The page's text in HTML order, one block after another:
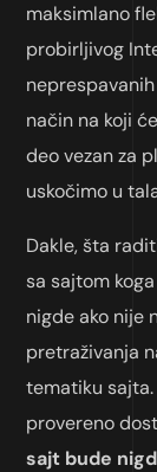
maksimlano
probirljivog
način na koji
deo vezan za
uskočimo u
Dakle, šta
sa sajtom
nigde ako nije
pretraživanja
tematiku
provereno
sajt bude